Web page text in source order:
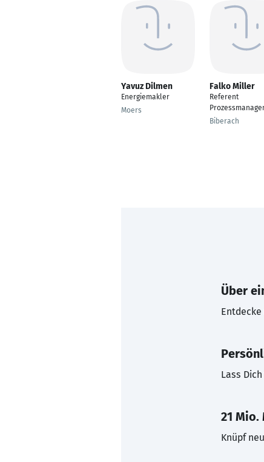
Yavuz Dilmen
Energiemakler
Moers
Falko Miller
Referent
Biberach
Über
Entdecke
Lass
21
Knüpf